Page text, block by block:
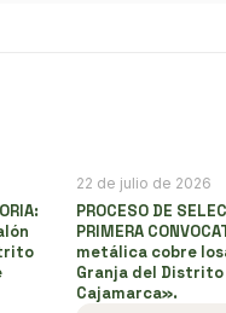
22 de julio de 2026
PROCESO DE
PRIMERA
metálica cobre
Granja del
Cajamarca».